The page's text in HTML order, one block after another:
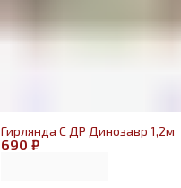
690 ₽
Гирлянда С ДР Динозавр 1,2м